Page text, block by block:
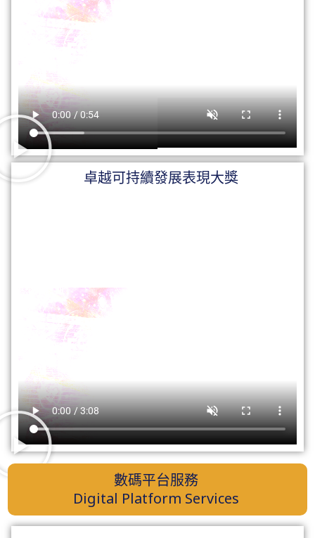
卓越可持續發展表現大獎
數碼平台服務
Digital Platform Services